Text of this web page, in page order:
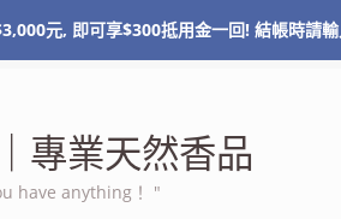
NT$0
專業天然香品
have anything！ "
元, 即可享$300抵用金一回! 結帳時請